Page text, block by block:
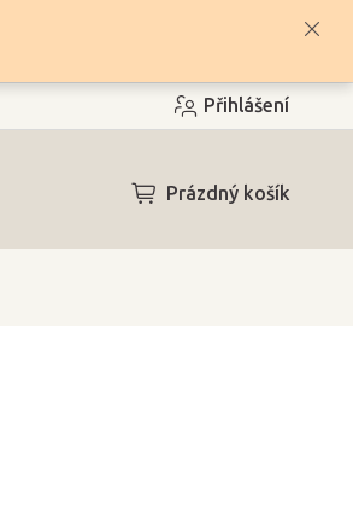
Přihlášení
NÁKUPNÍ
Prázdný košík